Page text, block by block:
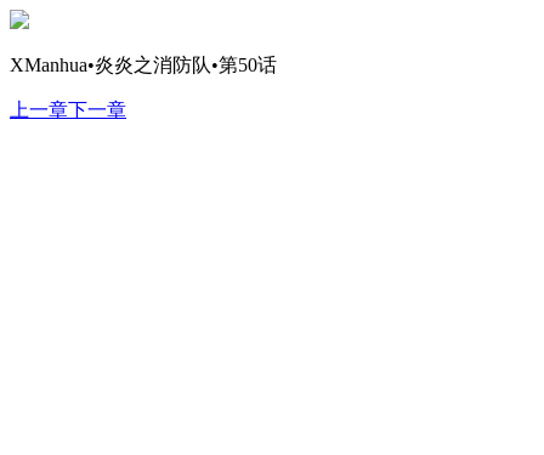
XManhua•炎炎之消防队•第50话
上一章下一章